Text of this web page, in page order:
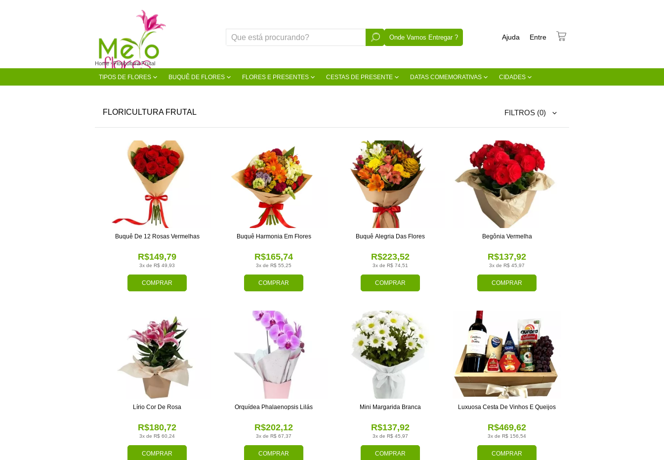
Onde Vamos Entregar ? Entre
Ajuda
TIPOS DE FLORES BUQUÊ DE FLORES FLORES E PRESENTES CESTAS DE PRESENTE DATAS COMEMORATIVAS CIDADES
Home Floricultura Frutal
FLORICULTURA FRUTAL FILTROS (0)
COMPRAR
3x de R$ 49,93
R$149,79
Buquê De 12 Rosas Vermelhas
COMPRAR
3x de R$ 55,25
R$165,74
Buquê Harmonia Em Flores
COMPRAR
3x de R$ 74,51
R$223,52
Buquê Alegria Das Flores
COMPRAR
3x de R$ 45,97
R$137,92
Begônia Vermelha
COMPRAR
3x de R$ 60,24
R$180,72
Lírio Cor De Rosa
COMPRAR
3x de R$ 67,37
R$202,12
Orquídea Phalaenopsis Lilás
COMPRAR
3x de R$ 45,97
R$137,92
Mini Margarida Branca
COMPRAR
3x de R$ 156,54
R$469,62
Luxuosa Cesta De Vinhos E Queijos